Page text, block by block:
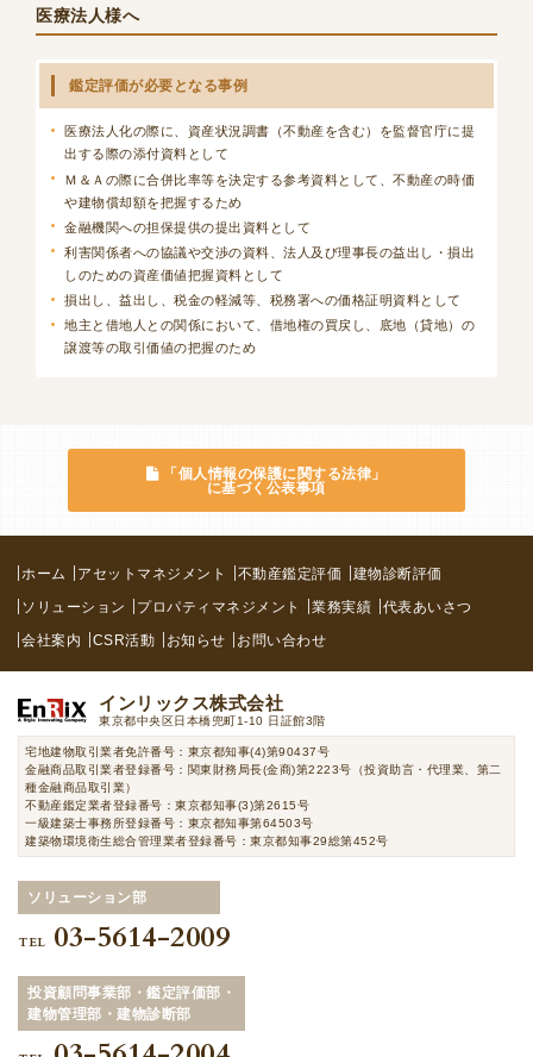
医療法人様へ
鑑定評価が必要となる事例
医療法人化の際に、資産状況調書（不動産を含む）を監督官庁に提
出する際の添付資料として
Ｍ＆Ａの際に合併比率等を決定する参考資料として、不動産の時価
や建物償却額を把握するため
金融機関への担保提供の提出資料として
利害関係者への協議や交渉の資料、法人及び理事長の益出し・損出
しのための資産価値把握資料として
損出し、益出し、税金の軽減等、税務署への価格証明資料として
地主と借地人との関係において、借地権の買戻し、底地（貸地）の
譲渡等の取引価値の把握のため
「個人情報の保護に関する法律」
に基づく公表事項
ホーム アセットマネジメント 不動産鑑定評価
建物診断評価
ソリューション
プロパティマネジメント 業務実績
代表あいさつ
会社案内
CSR活動 お知らせ お問い合わせ
インリックス株式会社
東京都中央区日本橋兜町1-10 日証館3階
宅地建物取引業者免許番号：東京都知事(4)第90437号
金融商品取引業者登録番号：関東財務局長(金商)第2223号（投資助言・代理業、第二
種金融商品取引業）
不動産鑑定業者登録番号：東京都知事(3)第2615号
一級建築士事務所登録番号：東京都知事第64503号
建築物環境衛生総合管理業者登録番号：東京都知事29総第452号
ソリューション部
TEL 03-5614-2009
投資顧問事業部・鑑定評価部・
建物管理部・建物診断部